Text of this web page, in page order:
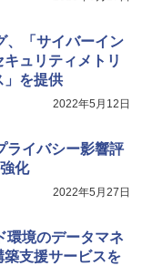
、「サイバーイン
ュリティメトリ
」を提供
2022年5月12日
ライバシー影響評
化
2022年5月27日
環境のデータマネ
支援サービスを